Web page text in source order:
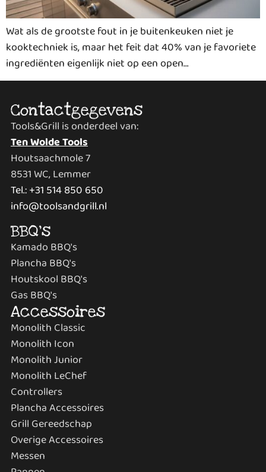
Wat als de grootste fout in je buitenkeuken niet je
kooktechniek is, maar het feit dat 40% van je favoriete
ingrediënten eigenlijk niet op een open…
Contactgegevens
Tools&Grill is onderdeel van:
Ten Wolde Tools
Houtsaachmole 7
8531 WC, Lemmer
Tel.: +31 514 850 650
info@toolsandgrill.nl
BBQ's
Kamado BBQ's
Plancha BBQ's
Houtskool BBQ's
Gas BBQ's
Accessoires
Monolith Classic
Monolith Icon
Monolith Junior
Monolith LeChef
Controllers
Plancha Accessoires
Grill Gereedschap
Overige Accessoires
Messen